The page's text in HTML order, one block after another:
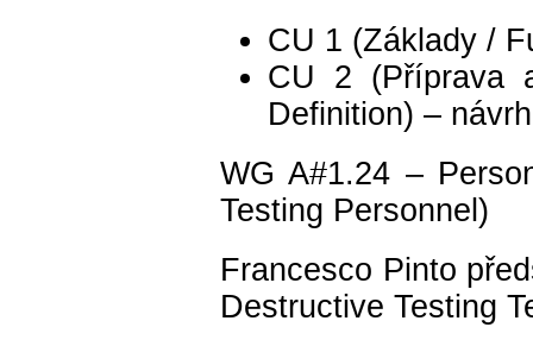
CU 1 (Základy /
CU 2 (Příprava
Definition) –
WG A#1.24 –
Testing Personnel)
Francesco Pinto
Destructive Testing